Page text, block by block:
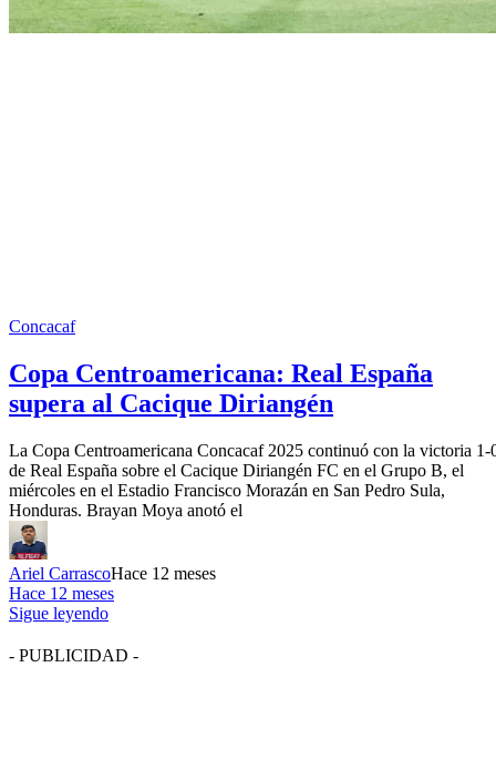
Concacaf
Copa Centroamericana: Real España
supera al Cacique Diriangén
La Copa Centroamericana Concacaf 2025 continuó con la victoria 1-
de Real España sobre el Cacique Diriangén FC en el Grupo B, el
miércoles en el Estadio Francisco Morazán en San Pedro Sula,
Honduras. Brayan Moya anotó el
Ariel CarrascoHace 12 meses
Hace 12 meses
Sigue leyendo
- PUBLICIDAD -